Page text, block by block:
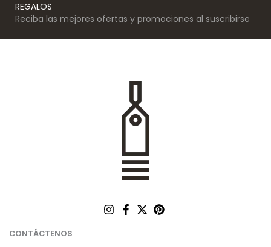
REGALOS
Reciba las mejores ofertas y promociones al suscribirse
CONTÁCTENOS